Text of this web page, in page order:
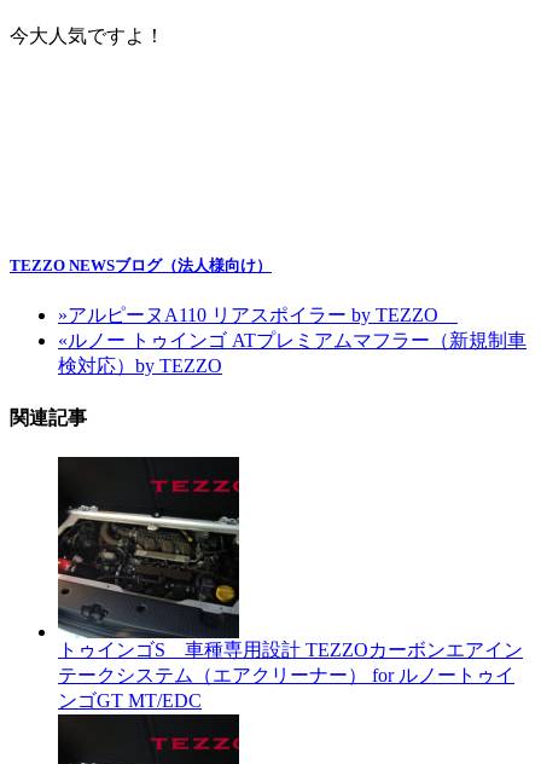
今大人気ですよ！
TEZZO NEWSブログ（法人様向け）
»アルピーヌA110 リアスポイラー by TEZZO
«ルノー トゥインゴ ATプレミアムマフラー（新規制車
検対応）by TEZZO
関連記事
トゥインゴS 車種専用設計 TEZZOカーボンエアイン
テークシステム（エアクリーナー） for ルノートゥイ
ンゴGT MT/EDC